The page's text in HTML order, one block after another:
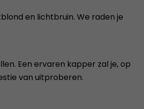
en lichtbruin. We raden je
Een ervaren kapper zal je, op
van uitproberen.